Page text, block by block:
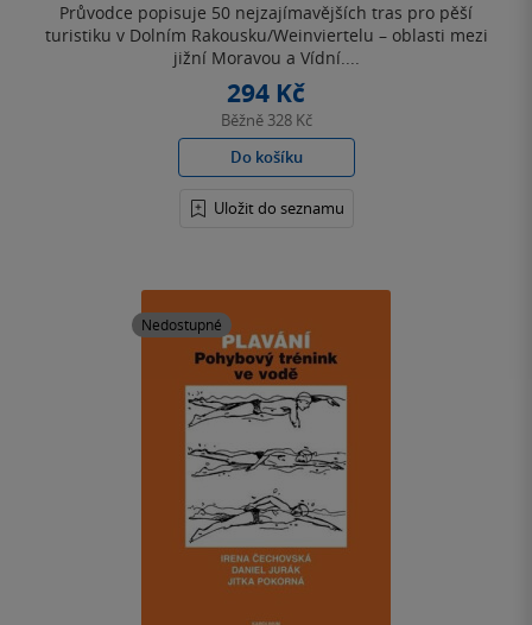
Průvodce popisuje 50 nejzajímavějších tras pro pěší
turistiku v Dolním Rakousku/Wein­viertelu – oblasti mezi
jižní Moravou a Vídní....
294 Kč
Běžně 328 Kč
Do košíku
Uložit do seznamu
Nedostupné